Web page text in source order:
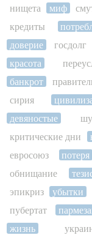
нищета
миф
кредиты
доверие
госдолг
красота
банкрот
сирия
девяностые
критические дни
евросоюз
потеря
обнищание
эпикриз
убытки
пубертат
жизнь